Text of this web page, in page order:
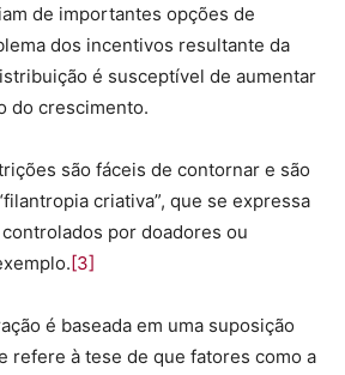
de importantes opções de
dos incentivos resultante da
é susceptível de aumentar
do crescimento.
são fáceis de contornar e são
criativa”, que se expressa
por doadores ou
[3]
é baseada em uma suposição
refere à tese de que fatores como a